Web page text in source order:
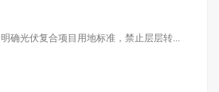
确光伏复合项目用地标准，禁止层层转...